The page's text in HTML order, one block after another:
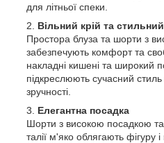
для літньої спеки.
Вільний крій та
Простора блуза та шорти з
забезпечують комфорт та
накладні кишені та широкий
підкреслюють сучасний
зручності.
Елегантна посадка
Шорти з високою посадкою
талії м'яко облягають фігуру